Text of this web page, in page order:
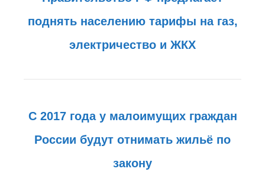
поднять населению тарифы на газ,
электричество и ЖКХ
C 2017 года у малоимущих граждан
России будут отнимать жильё по
закону